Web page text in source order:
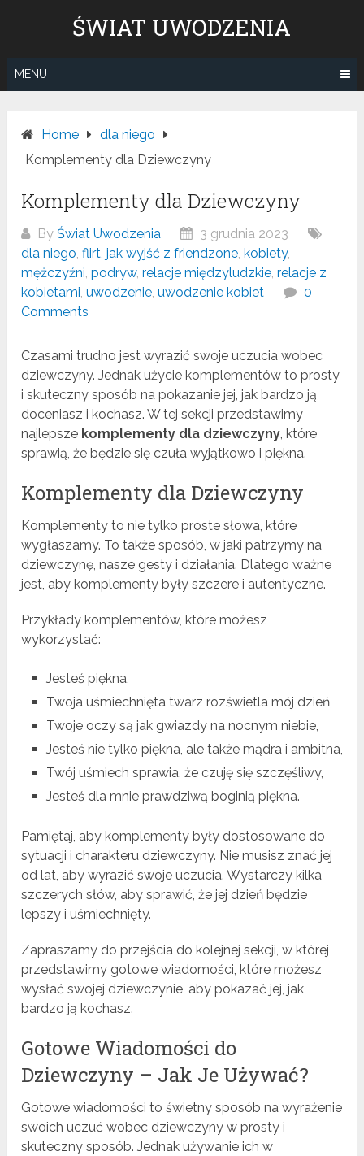
ŚWIAT UWODZENIA
MENU
Home
dla niego
Komplementy dla Dziewczyny
Komplementy dla Dziewczyny
ByŚwiat Uwodzenia
3 grudnia 2023
dla niego,flirt,jak wyjść z friendzone, kobiety,
mężczyźni,podryw,relacje międzyludzkie,relacje z
kobietami,uwodzenie,uwodzenie kobiet
0
Comments
Czasami trudno jest wyrazić swoje uczucia wobec
dziewczyny. Jednak użycie komplementów to prosty
i skuteczny sposób na pokazanie jej, jak bardzo ją
doceniasz i kochasz. W tej sekcji przedstawimy
najlepsze komplementy dla dziewczyny, które
sprawią, że będzie się czuła wyjątkowo i piękna.
Komplementy dla Dziewczyny
Komplementy to nie tylko proste słowa, które
wygłaszamy. To także sposób, w jaki patrzymy na
dziewczynę, nasze gesty i działania. Dlatego ważne
jest, aby komplementy były szczere i autentyczne.
Przykłady komplementów, które możesz
wykorzystać:
Jesteś piękna,
Twoja uśmiechnięta twarz rozświetla mój dzień,
Twoje oczy są jak gwiazdy na nocnym niebie,
Jesteś nie tylko piękna, ale także mądra i ambitna,
Twój uśmiech sprawia, że czuję się szczęśliwy,
Jesteś dla mnie prawdziwą boginią piękna.
Pamiętaj, aby komplementy były dostosowane do
sytuacji i charakteru dziewczyny. Nie musisz znać jej
od lat, aby wyrazić swoje uczucia. Wystarczy kilka
szczerych słów, aby sprawić, że jej dzień będzie
lepszy i uśmiechnięty.
Zapraszamy do przejścia do kolejnej sekcji, w której
przedstawimy gotowe wiadomości, które możesz
wysłać swojej dziewczynie, aby pokazać jej, jak
bardzo ją kochasz.
Gotowe Wiadomości do
Dziewczyny – Jak Je Używać?
Gotowe wiadomości to świetny sposób na wyrażenie
swoich uczuć wobec dziewczyny w prosty i
skuteczny sposób. Jednak używanie ich w